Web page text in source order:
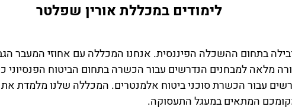
לימודים במכללת אורין שפלטר
בתחום ההשכלה הפיננסית. אנחנו המכללה עם אחוזי המעבר
מלאה למבחנים הנדרשים עבור הכשרה בתחום הביטוח הפנסיוני
עבור הכשרת סוכני ביטוח אלמנטרים. המכללה שלנו מלמדת את
המתאים במעגל התעסוקה.